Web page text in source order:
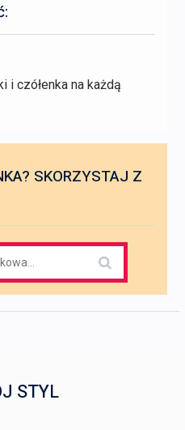
i czółenka na każdą
SKORZYSTAJ Z
STYL